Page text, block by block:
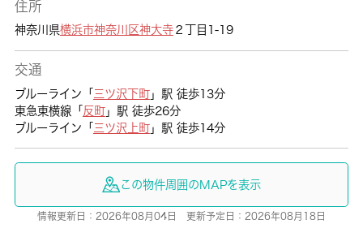
住所
神奈川県横浜市神奈川区神大寺２丁目1-19
交通
ブルーライン「 三ツ沢下町」駅 徒歩13分
東急東横線「 反町」駅 徒歩26分
ブルーライン「 三ツ沢上町」駅 徒歩14分
この物件周囲のMAPを表示
情報更新日：2026年08月04日 更新予定日：2026年08月18日